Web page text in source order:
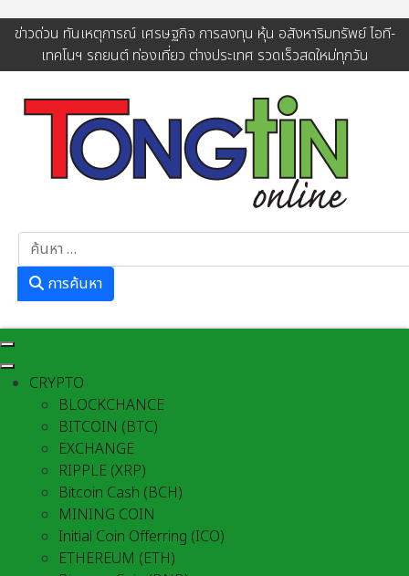
ข่าวด่วน ทันเหตุการณ์ เศรษฐกิจ การลงทุน หุ้น อสังหาริมทรัพย์ ไอที-
เทคโนฯ รถยนต์ ท่องเที่ยว ต่างประเทศ รวดเร็วสดใหม่ทุกวัน
การค้นหา
CRYPTO
BLOCKCHANCE
BITCOIN (BTC)
EXCHANGE
RIPPLE (XRP)
Bitcoin Cash (BCH)
MINING COIN
Initial Coin Offerring (ICO)
ETHEREUM (ETH)